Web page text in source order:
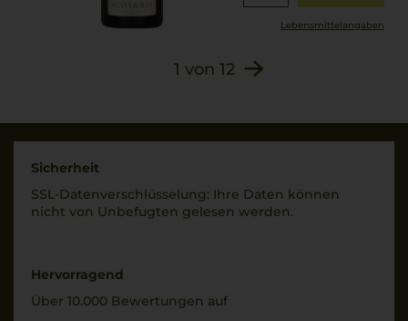
Lebensmittel­angaben
1 von 12
Sicherheit
SSL-Daten­verschlüs­selung: Ihre Daten können
nicht von Unbe­fugten gelesen werden.
Hervorragend
Über 10.000 Bewertungen auf